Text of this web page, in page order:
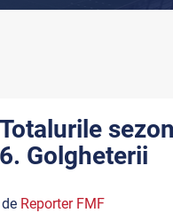
Golgheterii
de Reporter FMF